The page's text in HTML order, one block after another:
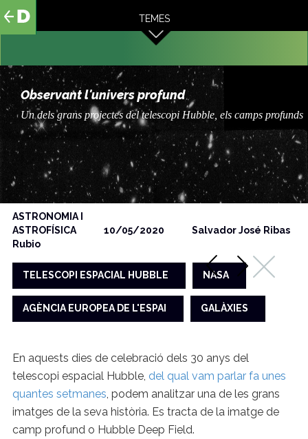
contingut
TEMES
Observant l'univers profund
Un dels grans projectes del telescopi Hubble, els camps profunds
ASTRONOMIA I
ASTROFÍSICA
10/05/2020
Salvador José Ribas
Rubio
TELESCOPI ESPACIAL HUBBLE NASA
AGÈNCIA EUROPEA DE L'ESPAI GALÀXIES
En aquests dies de celebració dels 30 anys del
telescopi espacial Hubble, del qual vam parlar fa unes
quantes setmanes, podem analitzar una de les grans
imatges de la seva història. Es tracta de la imatge de
camp profund o Hubble Deep Field.